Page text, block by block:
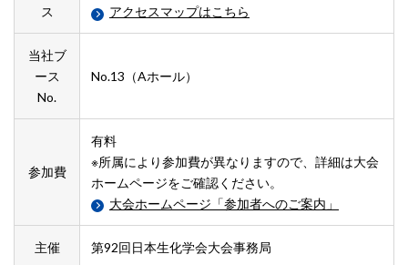
ス
アクセスマップはこちら
当社ブ
ース
No.
No.13（Aホール）
参加費
有料
※所属により参加費が異なりますので、詳細は大会
ホームページをご確認ください。
大会ホームページ「参加者へのご案内」
主催 第92回日本生化学会大会事務局